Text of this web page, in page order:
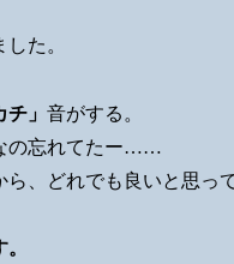
た。
チ」 音がする。
の忘れてたー……
、どれでも良いと思っ